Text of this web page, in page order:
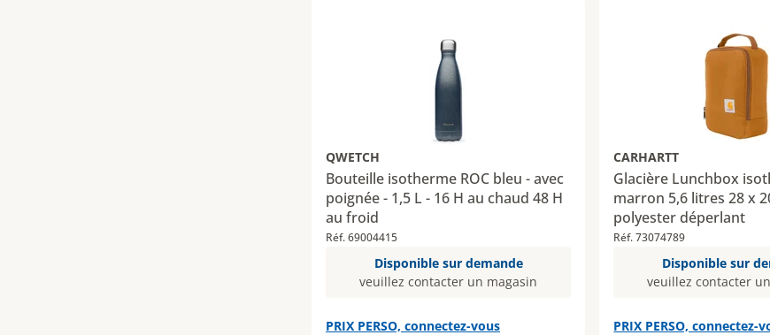
QWETCH
Bouteille isotherme ROC bleu - avec
poignée - 1,5 L - 16 H au chaud 48 H
au froid
Réf. 69004415
Disponible sur demande
veuillez contacter un magasin
PRIX PERSO, connectez-vous
CARHARTT
Glacière Lunchbox
marron 5,6 litres 28 x
polyester déperlant
Réf. 73074789
Disponible sur
veuillez contacter
PRIX PERSO, connectez-